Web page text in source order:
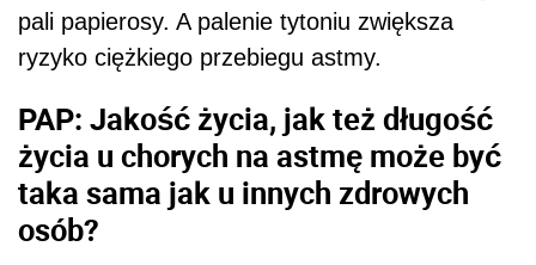
pali papierosy. A palenie tytoniu zwiększa
ryzyko ciężkiego przebiegu astmy.
PAP: Jakość życia, jak też długość
życia u chorych na astmę może być
taka sama jak u innych zdrowych
osób?